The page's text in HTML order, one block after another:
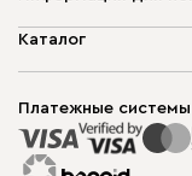
О компании
Способы оплаты
Рассрочка и кредит
Гарантия
Каталог
Корпусная мебель
Распродажа мебели
Платежные системы